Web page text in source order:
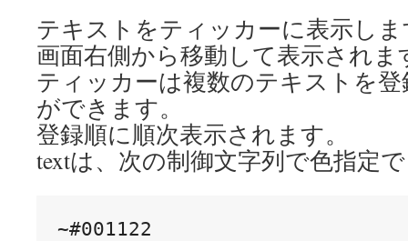
テキストをティッカーに表示し
画面右側から移動して表示されま
ティッカーは複数のテキストを
ができます。
登録順に順次表示されます。
textは、次の制御文字列で色指定